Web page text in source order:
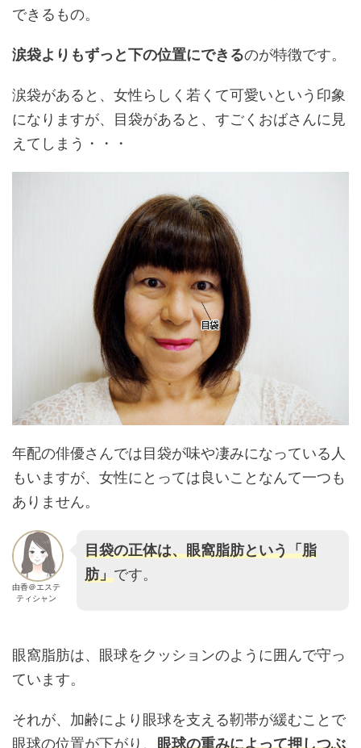
できるもの。
涙袋よりもずっと下の位置にできるのが特徴です。
涙袋があると、女性らしく若くて可愛いという印象
になりますが、目袋があると、すごくおばさんに見
えてしまう・・・
年配の俳優さんでは目袋が味や凄みになっている人
もいますが、女性にとっては良いことなんて一つも
ありません。
由香＠エステ
ティシャン
目袋の正体は、眼窩脂肪という「脂
肪」です。
眼窩脂肪は、眼球をクッションのように囲んで守っ
ています。
それが、加齢により眼球を支える靭帯が緩むことで
眼球の位置が下がり、 眼球の重みによって押しつぶ